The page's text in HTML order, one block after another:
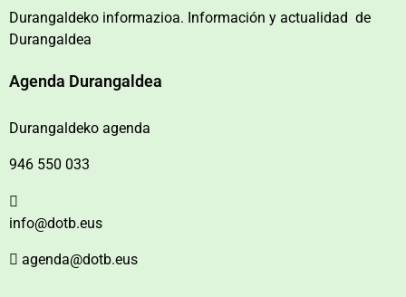
Durangaldeko informazioa. Información y actualidad de
Durangaldea
Agenda Durangaldea
Durangaldeko agenda
946 550 033
info@dotb.eus
agenda@dotb.eus